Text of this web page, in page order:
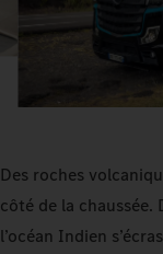
Des roches
côté de la chaussée.
l’océan Indien